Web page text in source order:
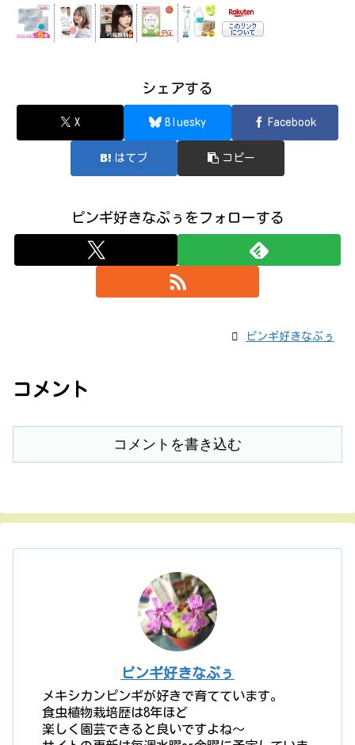
シェアする
X Bluesky Facebook
はてブ コピー
ピンギ好きなぷぅをフォローする
ピンギ好きなぷぅ
コメント
コメントを書き込む
ピンギ好きなぷぅ
メキシカンピンギが好きで育てています。
食虫植物栽培歴は8年ほど
楽しく園芸できると良いですよね〜